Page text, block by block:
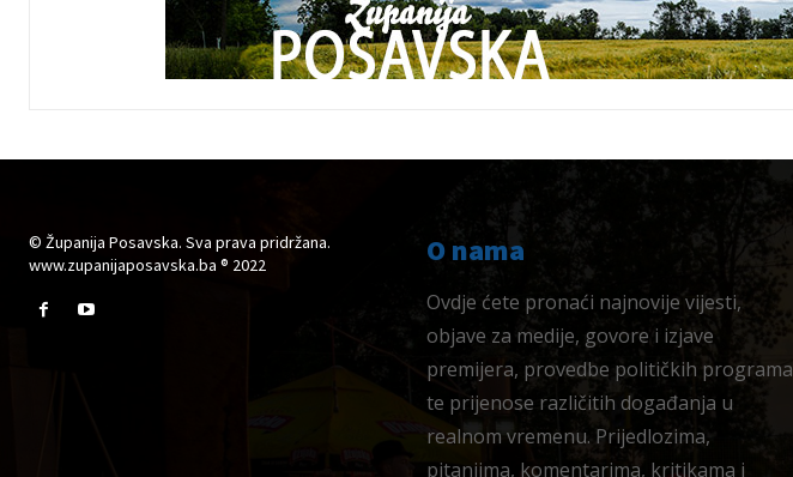
© Županija Posavska. Sva prava pridržana.
www.zupanijaposavska.ba ® 2022
O nama
Ovdje ćete pronaći najnovije vijesti,
objave za medije, govore i izjave
premijera, provedbe političkih programa
te prijenose različitih događanja u
realnom vremenu. Prijedlozima,
pitanjima, komentarima, kritikama i